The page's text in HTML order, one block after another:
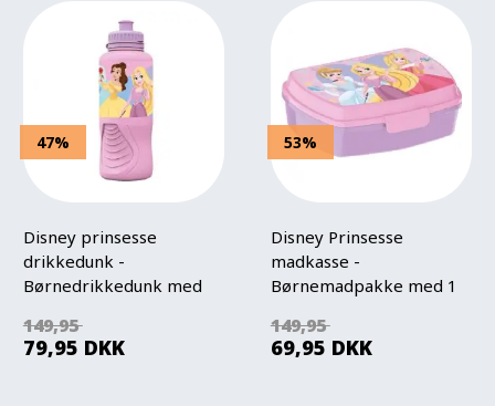
47%
Disney prinsesse
drikkedunk -
Børnedrikkedunk med
149,95
79,95 DKK
53%
Disney Prinsesse
madkasse -
Børnemadpakke med 1
149,95
69,95 DKK